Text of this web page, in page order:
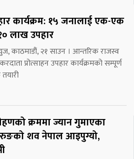
कार्यक्रम: १५ जनालाई एक-एक
लाख उपहार
काठमाडौं, २१ साउन । आन्तरिक राजस्व
प्रोत्साहन उपहार कार्यक्रमको सम्पूर्ण
क्रममा ज्यान गुमाएका
गुरुङको शव नेपाल आइपुग्यो,